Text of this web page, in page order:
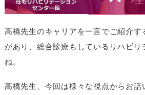
高橋先生のキャリアを一言でご紹介す
があり、総合診療もしているリハビリ
ね。
高橋先生、今回は様々な視点からお話